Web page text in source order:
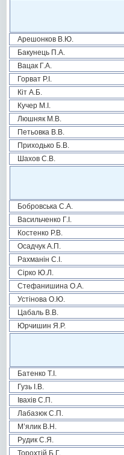
Арешонков В.Ю.
Бакунець П.А.
Вацак Г.А.
Горват Р.І.
Кіт А.Б.
Кучер М.І.
Люшняк М.В.
Петьовка В.В.
Приходько Б.В.
Шахов С.В.
Бобровська С.А.
Васильченко Г.І.
Костенко Р.В.
Осадчук А.П.
Рахманін С.І.
Сірко Ю.Л.
Стефанишина О.А.
Устінова О.Ю.
Цабаль В.В.
Юрчишин Я.Р.
Батенко Т.І.
Гузь І.В.
Івахів С.П.
Лабазюк С.П.
М’ялик В.Н.
Рудик С.Я.
Торохтій Б.Г.